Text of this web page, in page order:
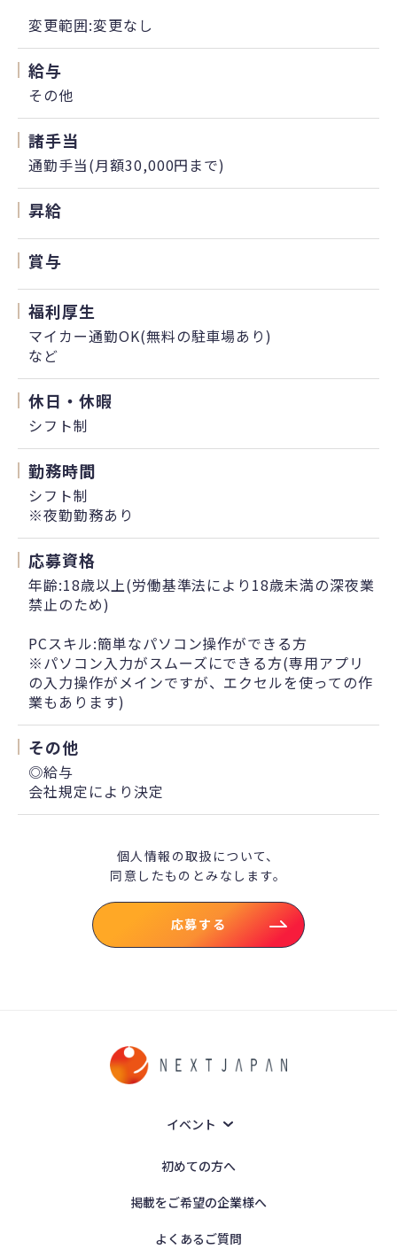
変更範囲:変更なし
給与
その他
諸手当
通勤手当(月額30,000円まで)
昇給
賞与
福利厚生
マイカー通勤OK(無料の駐車場あり)
など
休日・休暇
シフト制
勤務時間
シフト制
※夜勤勤務あり
応募資格
年齢:18歳以上(労働基準法により18歳未満の深夜業
禁止のため)
PCスキル:簡単なパソコン操作ができる方
※パソコン入力がスムーズにできる方(専用アプリ
の入力操作がメインですが、エクセルを使っての作
業もあります)
その他
◎給与
会社規定により決定
個人情報の取扱について、
同意したものとみなします。
応募する
イベント
初めての方へ
掲載をご希望の企業様へ
よくあるご質問